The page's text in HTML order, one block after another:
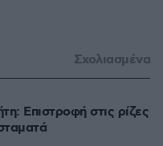
Σχολιασμένα
Επιστροφή στις ρίζες